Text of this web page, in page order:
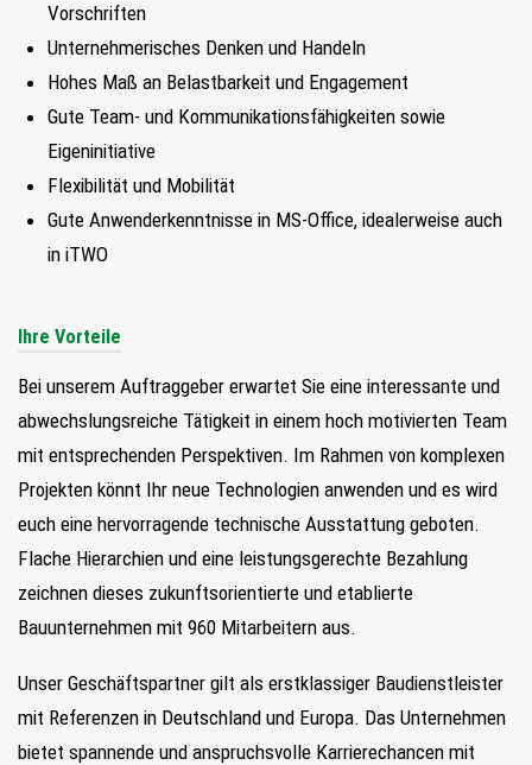
Vorschriften
Unternehmerisches Denken und Handeln
Hohes Maß an Belastbarkeit und Engagement
Gute Team- und Kommunikationsfähigkeiten sowie
Eigeninitiative
Flexibilität und Mobilität
Gute Anwenderkenntnisse in MS-Office, idealerweise auch
in iTWO
Ihre Vorteile
Bei unserem Auftraggeber erwartet Sie eine interessante und
abwechslungsreiche Tätigkeit in einem hoch motivierten Team
mit entsprechenden Perspektiven. Im Rahmen von komplexen
Projekten könnt Ihr neue Technologien anwenden und es wird
euch eine hervorragende technische Ausstattung geboten.
Flache Hierarchien und eine leistungsgerechte Bezahlung
zeichnen dieses zukunftsorientierte und etablierte
Bauunternehmen mit 960 Mitarbeitern aus.
Unser Geschäftspartner gilt als erstklassiger Baudienstleister
mit Referenzen in Deutschland und Europa. Das Unternehmen
bietet spannende und anspruchsvolle Karrierechancen mit